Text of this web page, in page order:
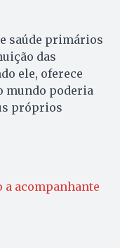
saúde primários
das
ele, oferece
mundo poderia
próprios
acompanhante